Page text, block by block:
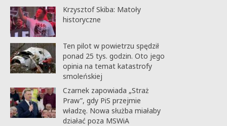
Krzysztof Skiba: Matoły
historyczne
Ten pilot w powietrzu spędził
ponad 25 tys. godzin. Oto jego
opinia na temat katastrofy
smoleńskiej
Czarnek zapowiada „Straż
Praw”, gdy PiS przejmie
władzę. Nowa służba miałaby
działać poza MSWiA